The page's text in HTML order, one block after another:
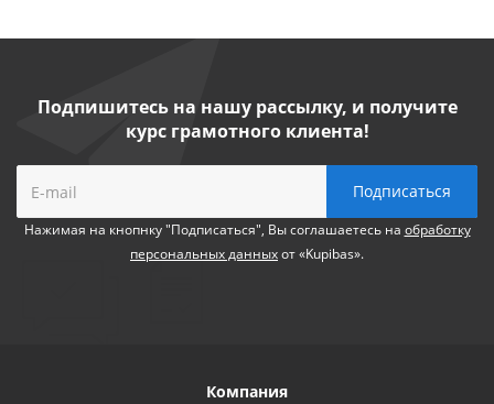
Подпишитесь на нашу рассылку, и получите
курс грамотного клиента!
Нажимая на кнопнку "Подписаться", Вы соглашаетесь на обработку
персональных данныхот «Kupibas».
Компания